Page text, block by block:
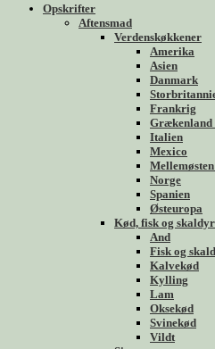
Opskrifter
Aftensmad
Verdenskøkkener
Amerika
Asien
Danmark
Frankrig
Grækenland
Italien
Mexico
Norge
Spanien
Østeuropa
Kød, fisk og
And
Fisk og
Kalvekød
Kylling
Lam
Oksekød
Svinekød
Vildt